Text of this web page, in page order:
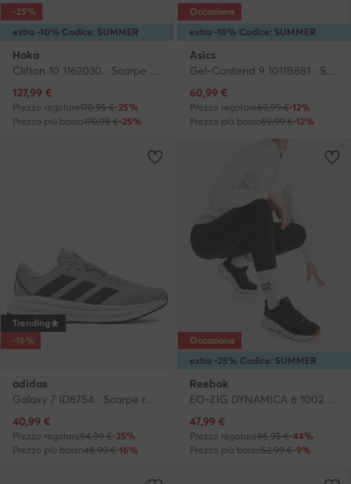
extra -10% Codice: SUMMER
-25%
Hoka
Clifton 10 1162030 · Scarpe running
Prezzo attuale
127,99 €
Prezzo regolare170,95 €-25%
Prezzo più basso170,95 €-25%
extra -10% Codice: SUMMER
Occasione
Asics
Gel-Contend 9 1011B881 · Scarpe running
Prezzo attuale
60,99 €
Prezzo regolare69,99 €-12%
Prezzo più basso69,99 €-12%
Trending
-16%
adidas
Galaxy 7 ID8754 · Scarpe running
Prezzo attuale
40,99 €
Prezzo regolare54,99 €-25%
Prezzo più basso48,99 €-16%
extra -25% Codice: SUMMER
Occasione
Reebok
EO-ZIG DYNAMICA 6 100225495 W · Scarpe running
Prezzo attuale
47,99 €
Prezzo regolare86,95 €-44%
Prezzo più basso52,99 €-9%